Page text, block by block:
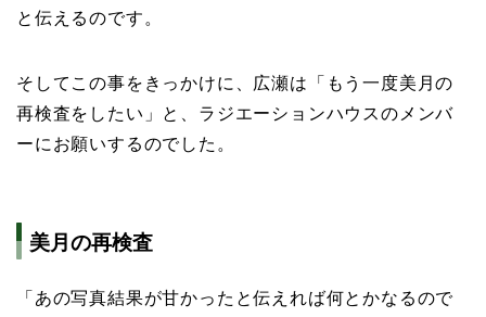
と伝えるのです。
そしてこの事をきっかけに、広瀬は「もう一度美月の
再検査をしたい」と、ラジエーションハウスのメンバ
ーにお願いするのでした。
美月の再検査
「あの写真結果が甘かったと伝えれば何とかなるので